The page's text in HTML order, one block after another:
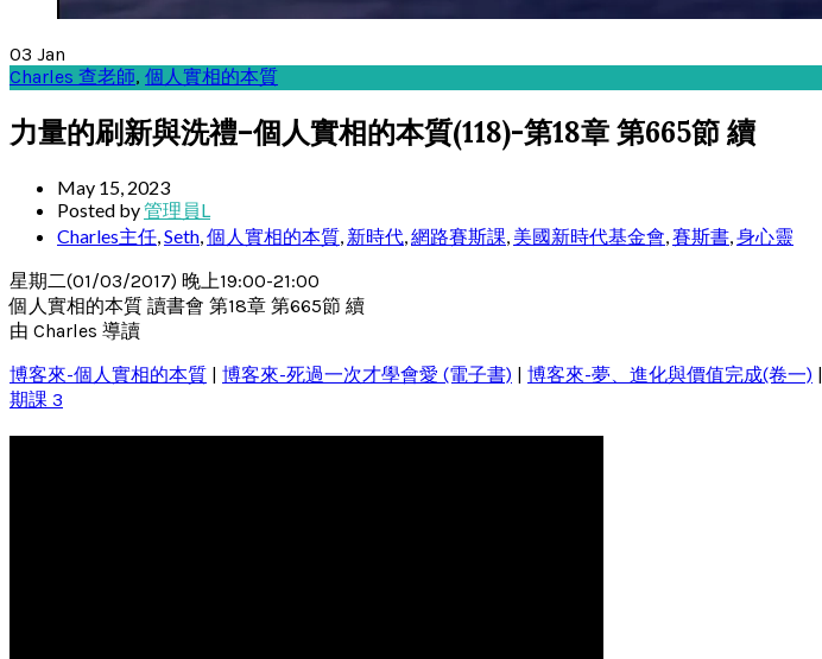
03 Jan
Charles 查老師, 個人實相的本質
力量的刷新與洗禮–個人實相的本質(118)-第18章 第665節 續
May 15, 2023
Posted by管理員L
Charles主任,Seth,個人實相的本質, 新時代,網路賽斯課, 美國新時代基金會,賽斯書,身心靈
星期二(01/03/2017) 晚上19:00-21:00
個人實相的本質 讀書會 第18章 第665節 續
由 Charles 導讀
博客來-個人實相的本質
博客來-死過一次才學會愛 (電子書) 博客來-夢、進化與價值完成(卷一)
期課 3